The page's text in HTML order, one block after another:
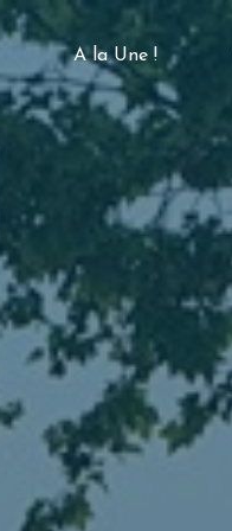
A la Une !